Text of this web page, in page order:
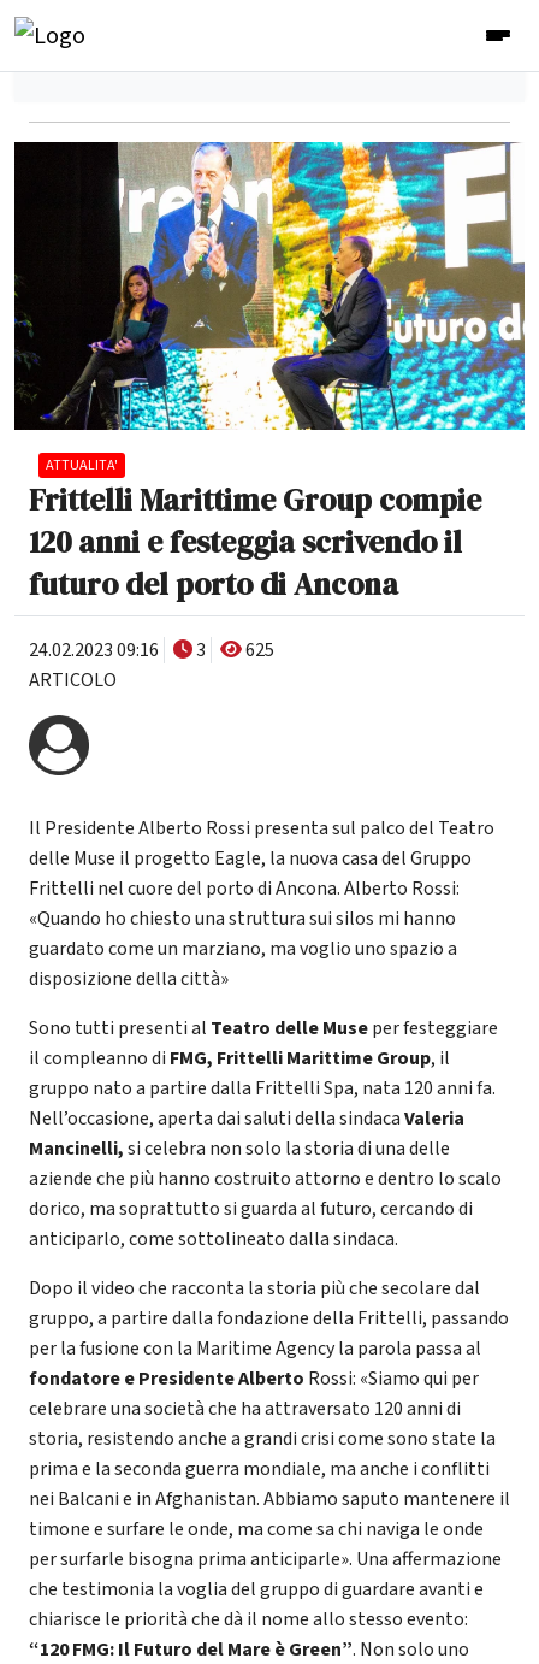
ATTUALITA'
Frittelli Marittime Group compie
120 anni e festeggia scrivendo il
futuro del porto di Ancona
24.02.2023 09:16 3
625
ARTICOLO
Il Presidente Alberto Rossi presenta sul palco del Teatro
delle Muse il progetto Eagle, la nuova casa del Gruppo
Frittelli nel cuore del porto di Ancona. Alberto Rossi:
«Quando ho chiesto una struttura sui silos mi hanno
guardato come un marziano, ma voglio uno spazio a
disposizione della città»
Sono tutti presenti al Teatro delle Museper festeggiare
il compleanno di FMG, Frittelli Marittime Group, il
gruppo nato a partire dalla Frittelli Spa, nata 120 anni fa.
Nell’occasione, aperta dai saluti della sindacaValeria
Mancinelli,si celebra non solo la storia di una delle
aziende che più hanno costruito attorno e dentro lo scalo
dorico, ma soprattutto si guarda al futuro, cercando di
anticiparlo, come sottolineato dalla sindaca.
Dopo il video che racconta la storia più che secolare dal
gruppo, a partire dalla fondazione della Frittelli, passando
per la fusione con la Maritime Agency la parola passa al
fondatore e Presidente Alberto Rossi: «Siamo qui per
celebrare una società che ha attraversato 120 anni di
storia, resistendo anche a grandi crisi come sono state la
prima e la seconda guerra mondiale, ma anche i conflitti
nei Balcani e in Afghanistan. Abbiamo saputo mantenere il
timone e surfare le onde, ma come sa chi naviga le onde
per surfarle bisogna prima anticiparle». Una affermazione
che testimonia la voglia del gruppo di guardare avanti e
chiarisce le priorità che dà il nome allo stesso evento:
“120 FMG: Il Futuro del Mare è Green”. Non solo uno